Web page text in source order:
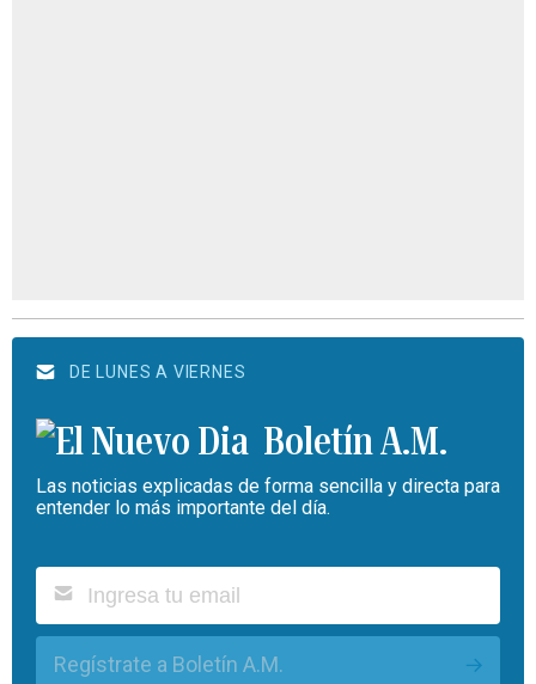
DE LUNES A VIERNES
Boletín A.M.
Las noticias explicadas de forma sencilla y directa para
entender lo más importante del día.
Regístrate a Boletín A.M.